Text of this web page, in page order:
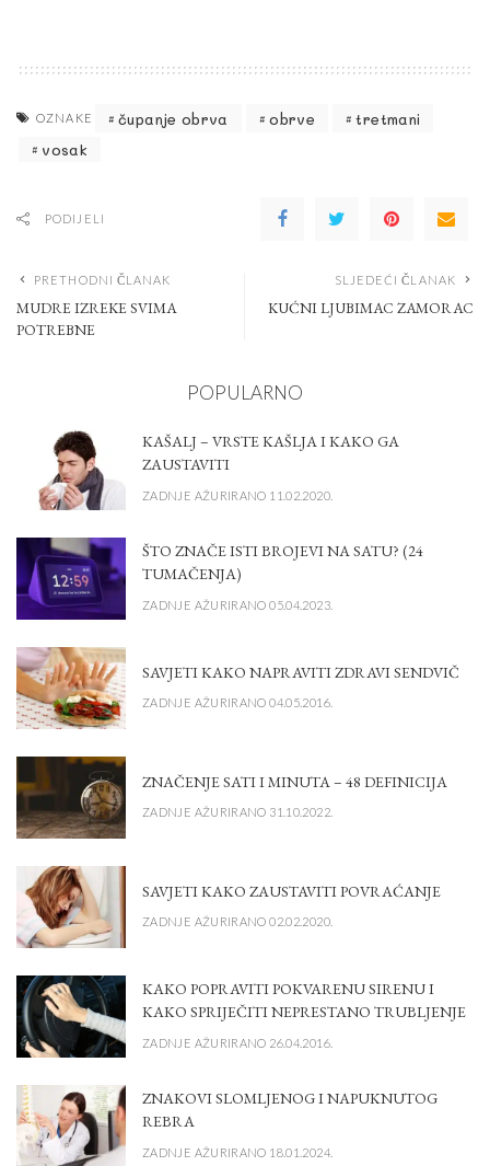
OZNAKE čupanje obrva obrve
tretmani
vosak
PODIJELI
PRETHODNI ČLANAK
MUDRE IZREKE SVIMA
POTREBNE
SLJEDEĆI ČLANAK
KUĆNI LJUBIMAC ZAMORAC
POPULARNO
KAŠALJ – VRSTE KAŠLJA I KAKO GA
ZAUSTAVITI
ZADNJE AŽURIRANO 11.02.2020.
ŠTO ZNAČE ISTI BROJEVI NA SATU? (24
TUMAČENJA)
ZADNJE AŽURIRANO 05.04.2023.
SAVJETI KAKO NAPRAVITI ZDRAVI SENDVIČ
ZADNJE AŽURIRANO 04.05.2016.
ZNAČENJE SATI I MINUTA – 48 DEFINICIJA
ZADNJE AŽURIRANO 31.10.2022.
SAVJETI KAKO ZAUSTAVITI POVRAĆANJE
ZADNJE AŽURIRANO 02.02.2020.
KAKO POPRAVITI POKVARENU SIRENU I
KAKO SPRIJEČITI NEPRESTANO TRUBLJENJE
ZADNJE AŽURIRANO 26.04.2016.
ZNAKOVI SLOMLJENOG I NAPUKNUTOG
REBRA
ZADNJE AŽURIRANO 18.01.2024.